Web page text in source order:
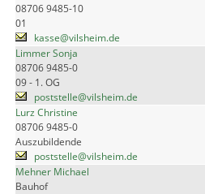
08706 9485-10
01
kasse@vilsheim.de
Limmer Sonja
08706 9485-0
09 - 1. OG
poststelle@vilsheim.de
Lurz Christine
08706 9485-0
Auszubildende
poststelle@vilsheim.de
Mehner Michael
Bauhof